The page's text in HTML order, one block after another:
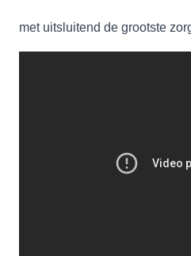
met uitsluitend de grootste